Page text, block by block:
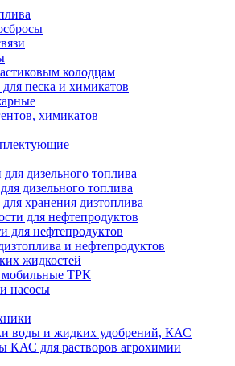
колодцам
песка и химикатов
химикатов
дизельного топлива
дизельного топлива
хранения дизтоплива
для нефтепродуктов
для нефтепродуктов
и нефтепродуктов
жидкостей
ТРК
насосы
воды и жидких удобрений, КАС
КАС для растворов агрохимии